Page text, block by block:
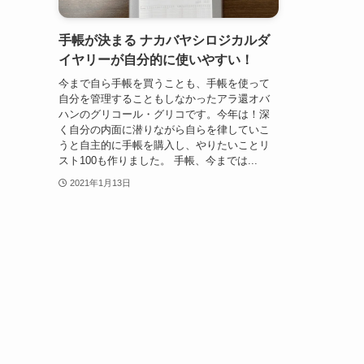
手帳が決まる ナカバヤシロジカルダ
イヤリーが自分的に使いやすい！
今まで自ら手帳を買うことも、手帳を使って
自分を管理することもしなかったアラ還オバ
ハンのグリコール・グリコです。今年は！深
く自分の内面に潜りながら自らを律していこ
うと自主的に手帳を購入し、やりたいことリ
スト100も作りました。 手帳、今までは...
2021年1月13日